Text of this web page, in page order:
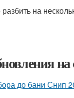
на
на
до бани Снип